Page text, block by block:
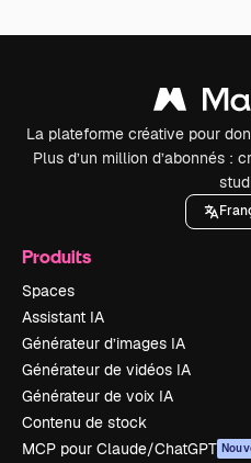
La plateforme créative pour
Plus d’un million d’abonnés :
Produits
Spaces
Assistant IA
Générateur d’images IA
Générateur de vidéos IA
Générateur de voix IA
Contenu de stock
MCP pour Claude/ChatGPT